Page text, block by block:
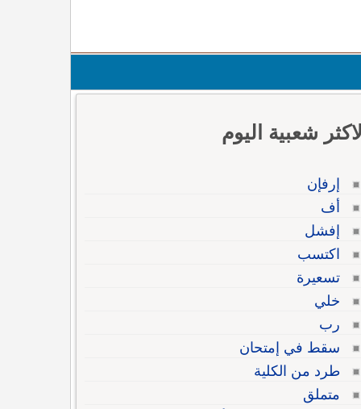
الاكثر شعبية اليوم
إرفإن
أف
إفشل
اكتسب
تسعيرة
خلي
رب
سقط في إمتحان
طرد من الكلية
متملق